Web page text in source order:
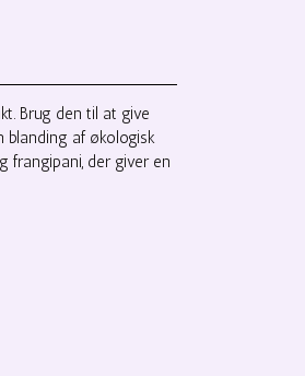
Brug den til at give
blanding af økologisk
frangipani, der giver en